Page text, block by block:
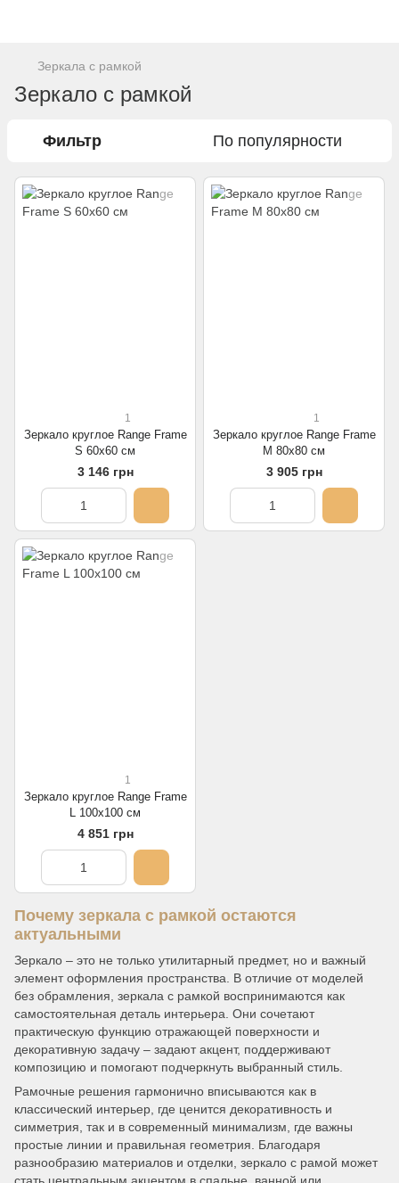
Зеркала с рамкой
Зеркало с рамкой
Фильтр По популярности
1
Зеркало круглое Range Frame
S 60х60 см
3 146 грн
1
Зеркало круглое Range Frame
M 80х80 см
3 905 грн
1
Зеркало круглое Range Frame
L 100х100 см
4 851 грн
Почему зеркала с рамкой остаются
актуальными
Зеркало – это не только утилитарный предмет, но и важный
элемент оформления пространства. В отличие от моделей
без обрамления, зеркала с рамкой воспринимаются как
самостоятельная деталь интерьера. Они сочетают
практическую функцию отражающей поверхности и
декоративную задачу – задают акцент, поддерживают
композицию и помогают подчеркнуть выбранный стиль.
Рамочные решения гармонично вписываются как в
классический интерьер, где ценится декоративность и
симметрия, так и в современный минимализм, где важны
простые линии и правильная геометрия. Благодаря
разнообразию материалов и отделки, зеркало с рамой может